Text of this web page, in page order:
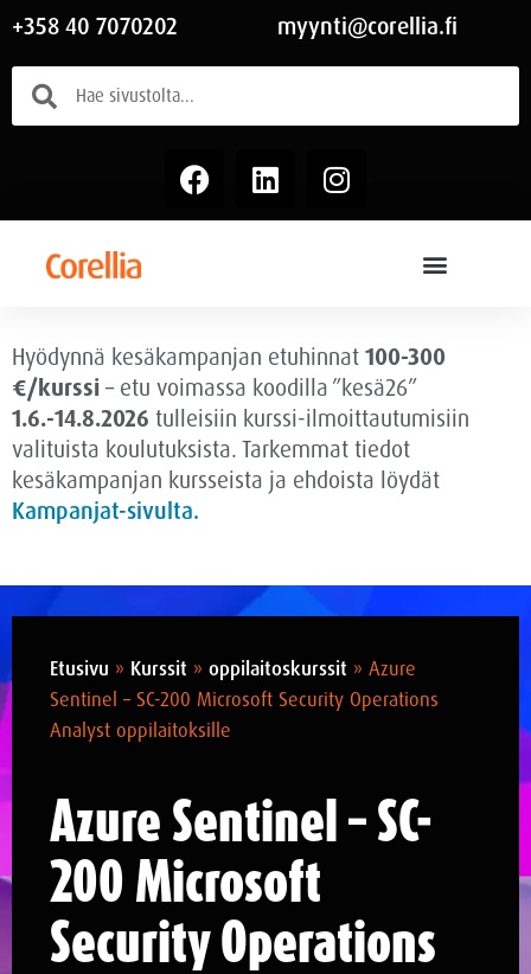
+358 40 7070202 myynti@corellia.fi
Hyödynnä kesäkampanjan etuhinnat 100-300
€/kurssi – etu voimassa koodilla ”kesä26”
1.6.-14.8.2026 tulleisiin kurssi-ilmoittautumisiin
valituista koulutuksista. Tarkemmat tiedot
kesäkampanjan kursseista ja ehdoista löydät
Kampanjat-sivulta.
Etusivu » Kurssit » oppilaitoskurssit » Azure
Sentinel – SC-200 Microsoft Security Operations
Analyst oppilaitoksille
Azure Sentinel – SC-
200 Microsoft
Security Operations